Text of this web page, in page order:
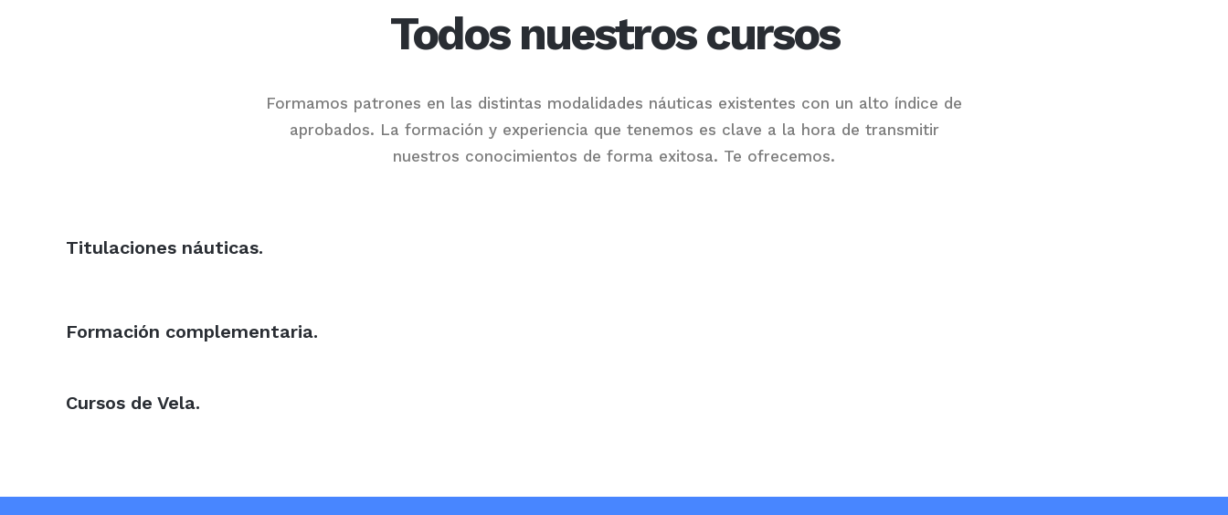
Todos nuestros cursos
Formamos patrones en las distintas modalidades náuticas existentes con un alto índice de
aprobados. La formación y experiencia que tenemos es clave a la hora de transmitir
nuestros conocimientos de forma exitosa. Te ofrecemos.
Titulaciones náuticas.
Formación complementaria.
Cursos de Vela.